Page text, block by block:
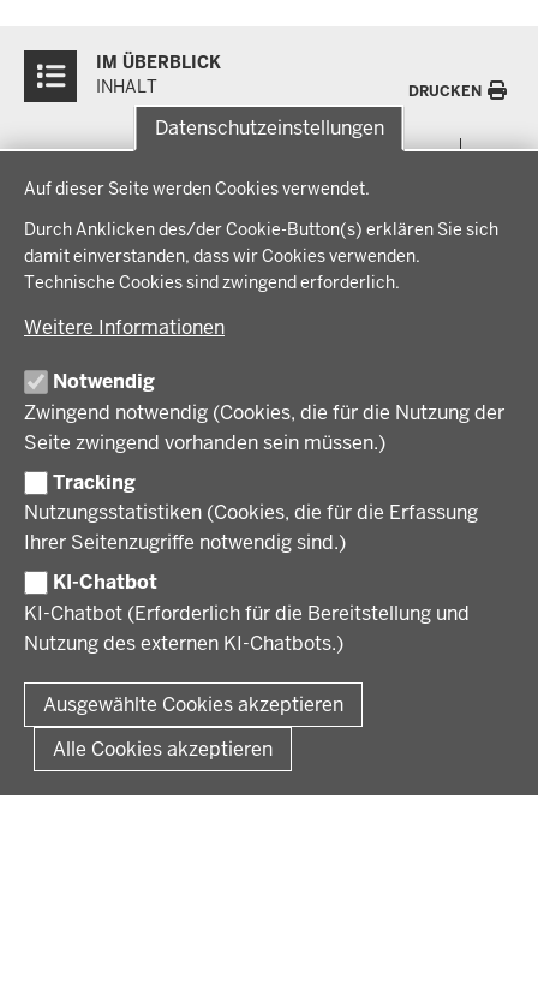
Datenschutzeinstellungen
Auf dieser Seite werden Cookies verwendet.
Durch Anklicken des/der Cookie-Button(s) erklären Sie sich
damit einverstanden, dass wir Cookies verwenden.
Technische Cookies sind zwingend erforderlich.
Weitere Informationen
Notwendig
Zwingend notwendig (Cookies, die für die Nutzung der
Seite zwingend vorhanden sein müssen.)
Tracking
Nutzungsstatistiken (Cookies, die für die Erfassung
Ihrer Seitenzugriffe notwendig sind.)
KI-Chatbot
KI-Chatbot (Erforderlich für die Bereitstellung und
Nutzung des externen KI-Chatbots.)
Ausgewählte Cookies akzeptieren
Alle Cookies akzeptieren
Inhalte
IM ÜBERBLICK
INHALT
DRUCKEN
Menü
der
Fußzeile
THEMEN
Bauen, Planen und Verkehr
Bildung, Schule und Sport
Regionalplanung und Regionalrat
Wirtschaft, Kultur und Kommunales
IM FOKUS
Energiewende AG
Zusammenarbeit mit den Niederlanden
BEZIRKSREGIERUNG
Regierungsbezirk Münster
Geschichte und Gegenwart
Behördenleitung
Organisation
Förderlotsinnen und Förderlotsen
KARRIERE UND AUSBILDUNG
Stellenangebote
Ausbildung
Volljurist:in
Praktikum
Stellenangebote im Schulbereich
VERFAHREN UND BEKANNTMACHUNGEN
Amtsblatt
Verfahrensübersichten
PRESSE
Pressemitteilungen
Podcast
© 2026 Bezirksregierung Münster
Fußzeile
Impressum Datenschutz Rechtliche Hinweise
Kurzlink zu dieser Seite